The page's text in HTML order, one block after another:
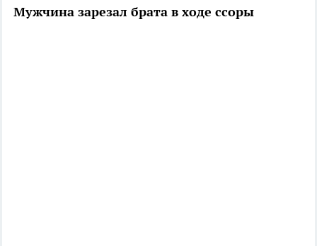
Мужчина зарезал брата в ходе ссоры